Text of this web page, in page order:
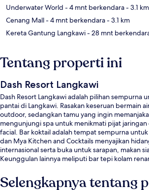
Underwater World - 4 mnt berkendara- 3.1 km
Cenang Mall- 4 mnt berkendara- 3.1 km
Kereta Gantung Langkawi- 28 mnt
Tentang properti ini
Dash Resort Langkawi
Dash Resort Langkawi adalah pilihan sempurna
pantai di Langkawi. Rasakan keseruan bermain
outdoor, sedangkan tamu yang ingin
mengunjungi spa untuk menikmati pijat
facial. Bar koktail adalah tempat sempurna
dan Mya Kitchen and Cocktails menyajikan
internasional serta buka untuk sarapan, makan
Keunggulan lainnya meliputi bar tepi kolam
Selengkapnya tentang